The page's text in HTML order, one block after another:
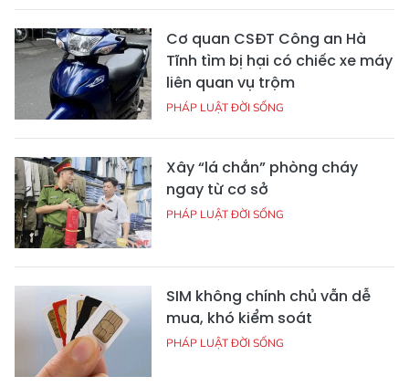
Cơ quan CSĐT Công an Hà
Tĩnh tìm bị hại có chiếc xe máy
liên quan vụ trộm
PHÁP LUẬT ĐỜI SỐNG
Xây “lá chắn” phòng cháy
ngay từ cơ sở
PHÁP LUẬT ĐỜI SỐNG
SIM không chính chủ vẫn dễ
mua, khó kiểm soát
PHÁP LUẬT ĐỜI SỐNG